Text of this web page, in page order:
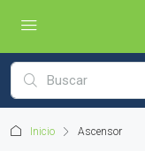
Inicio Ascensor